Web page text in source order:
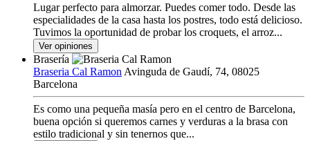
Lugar perfecto para almorzar. Puedes comer todo. Desde las
especialidades de la casa hasta los postres, todo está delicioso.
Tuvimos la oportunidad de probar los croquets, el arroz...
Ver opiniones
Brasería
Braseria Cal RamonAvinguda de Gaudí, 74, 08025
Barcelona
Es como una pequeña masía pero en el centro de Barcelona,
buena opción si queremos carnes y verduras a la brasa con
estilo tradicional y sin tenernos que...